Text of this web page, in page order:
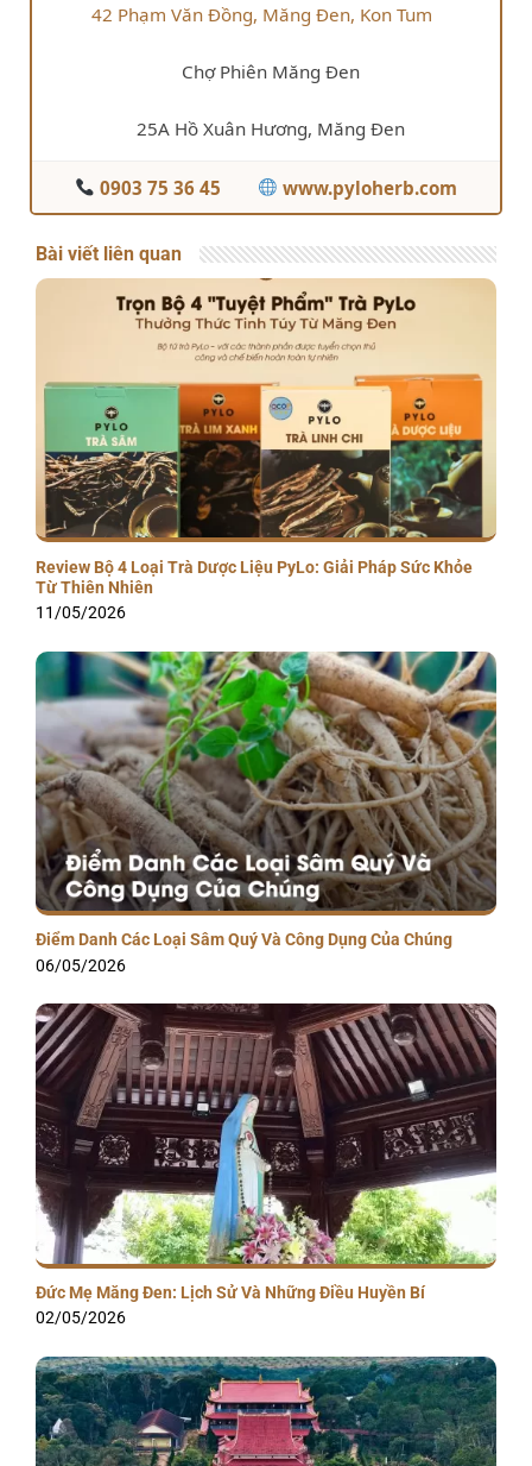
42 Phạm Văn Đồng, Măng Đen, Kon Tum
Chợ Phiên Măng Đen
25A Hồ Xuân Hương, Măng Đen
0903 75 36 45 www.pyloherb.com
Bài viết liên quan
Review Bộ 4 Loại Trà Dược Liệu PyLo: Giải Pháp Sức Khỏe
Từ Thiên Nhiên
11/05/2026
Điểm Danh Các Loại Sâm Quý Và Công Dụng Của Chúng
06/05/2026
Đức Mẹ Măng Đen: Lịch Sử Và Những Điều Huyền Bí
02/05/2026